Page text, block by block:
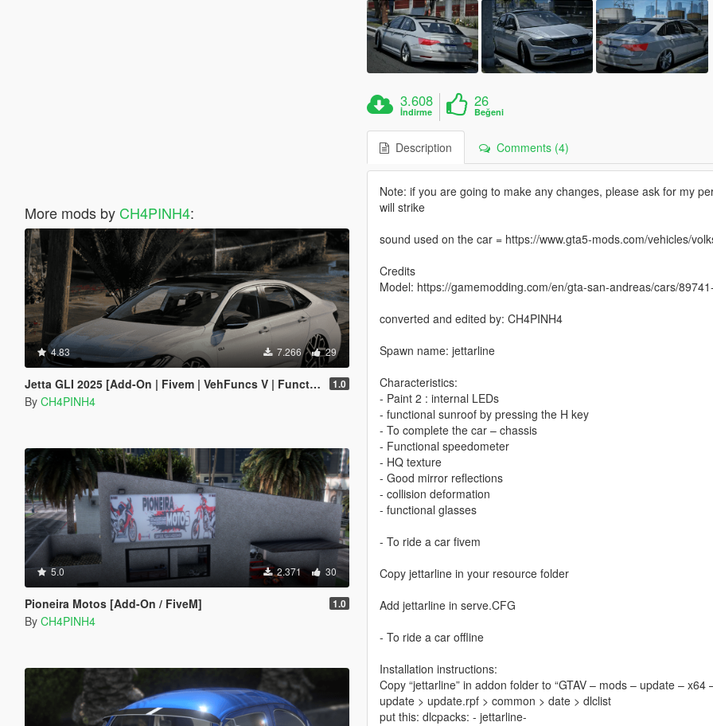
More mods by CH4PINH4:
4.83 7.266 29
Jetta GLI 2025 [Add-On | Fivem | VehFuncs V | Functional Sunroof] 1.0
By CH4PINH4
5.0 2.371 30
Pioneira Motos [Add-On / FiveM] 1.0
By CH4PINH4
3.608
İndirme
26
Beğeni
Description Comments (4)
Note: if you are going to make any changes, please ask for my
will strike
sound used on the car = https://www.gta5-mods.com/vehicles/
Credits
Model: https://gamemodding.com/en/gta-san-andreas/cars/
converted and edited by: CH4PINH4
Spawn name: jettarline
Characteristics:
- Paint 2 : internal LEDs
- functional sunroof by pressing the H key
- To complete the car – chassis
- Functional speedometer
- HQ texture
- Good mirror reflections
- collision deformation
- functional glasses
- To ride a car fivem
Copy jettarline in your resource folder
Add jettarline in serve.CFG
- To ride a car offline
Installation instructions:
Copy “jettarline” in addon folder to “GTAV – mods – update – x64
update > update.rpf > common > date > dlclist
put this: dlcpacks: - jettarline-